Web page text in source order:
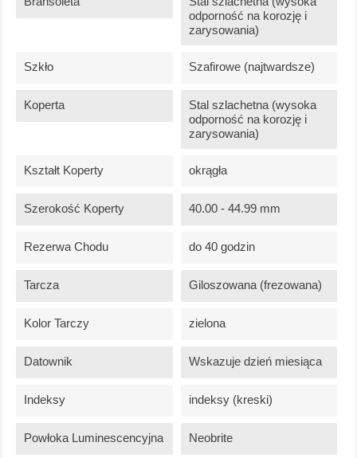
odporność na korozję i
zarysowania)
Szkło Szafirowe (najtwardsze)
Koperta
Stal szlachetna (wysoka
odporność na korozję i
zarysowania)
Kształt Koperty okrągła
Szerokość Koperty 40.00 - 44.99 mm
Rezerwa Chodu do 40 godzin
Tarcza Giloszowana (frezowana)
Kolor Tarczy zielona
Datownik Wskazuje dzień miesiąca
Indeksy indeksy (kreski)
Powłoka Luminescencyjna Neobrite